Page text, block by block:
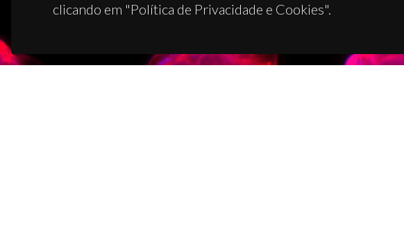
clicando em "Política de Privacidade e Cookies".